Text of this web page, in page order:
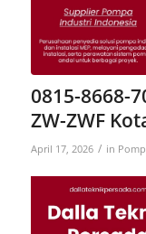
0815-8668-
ZW-ZWF
April 17, 2026 / in